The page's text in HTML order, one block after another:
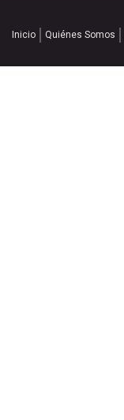
Inicio Quiénes Somos